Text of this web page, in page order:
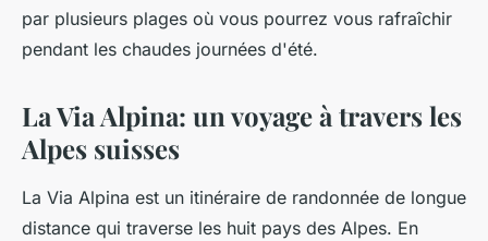
par plusieurs plages où vous pourrez vous rafraîchir
pendant les chaudes journées d'été.
La Via Alpina: un voyage à travers les
Alpes suisses
La Via Alpina est un itinéraire de randonnée de longue
distance qui traverse les huit pays des Alpes. En